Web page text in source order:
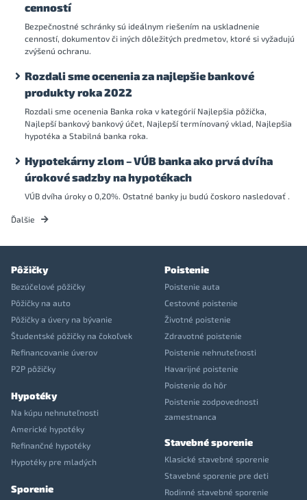
cenností
Bezpečnostné schránky sú ideálnym riešením na uskladnenie
cenností, dokumentov či iných dôležitých predmetov, ktoré si vyžadujú
zvýšenú ochranu.
Rozdali sme ocenenia za najlepšie bankové
produkty roka 2022
Rozdali sme ocenenia Banka roka v kategórií Najlepšia pôžička,
Najlepší bankový bankový účet, Najlepší termínovaný vklad, Najlepšia
hypotéka a Stabilná banka roka.
Hypotekárny zlom – VÚB banka ako prvá dvíha
úrokové sadzby na hypotékach
VÚB dvíha úroky o 0,20%. Ostatné banky ju budú čoskoro nasledovať .
Ďalšie
Pôžičky
Bezúčelové pôžičky
Pôžičky na auto
Pôžičky a úvery na bývanie
Študentské pôžičky na čokoľvek
Refinancovanie úverov
P2P pôžičky
Hypotéky
Na kúpu nehnuteľnosti
Americké hypotéky
Refinančné hypotéky
Hypotéky pre mladých
Sporenie
Poistenie
Poistenie auta
Cestovné poistenie
Životné poistenie
Zdravotné poistenie
Poistenie nehnuteľnosti
Havarijné poistenie
Poistenie do hôr
Poistenie zodpovednosti
zamestnanca
Stavebné sporenie
Klasické stavebné sporenie
Stavebné sporenie pre deti
Rodinné stavebné sporenie